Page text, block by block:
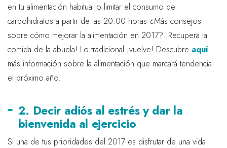
en tu alimentación habitual o limitar el consumo de
carbohidratos a partir de las 20.00 horas ¿Más consejos
sobre cómo mejorar la alimentación en 2017? ¡Recupera la
comida de la abuela! Lo tradicional ¡vuelve! Descubre aquí
más información sobre la alimentación que marcará tendencia
el próximo año.
2. Decir adiós al estrés y dar la
bienvenida al ejercicio
Si una de tus prioridades del 2017 es disfrutar de una vida